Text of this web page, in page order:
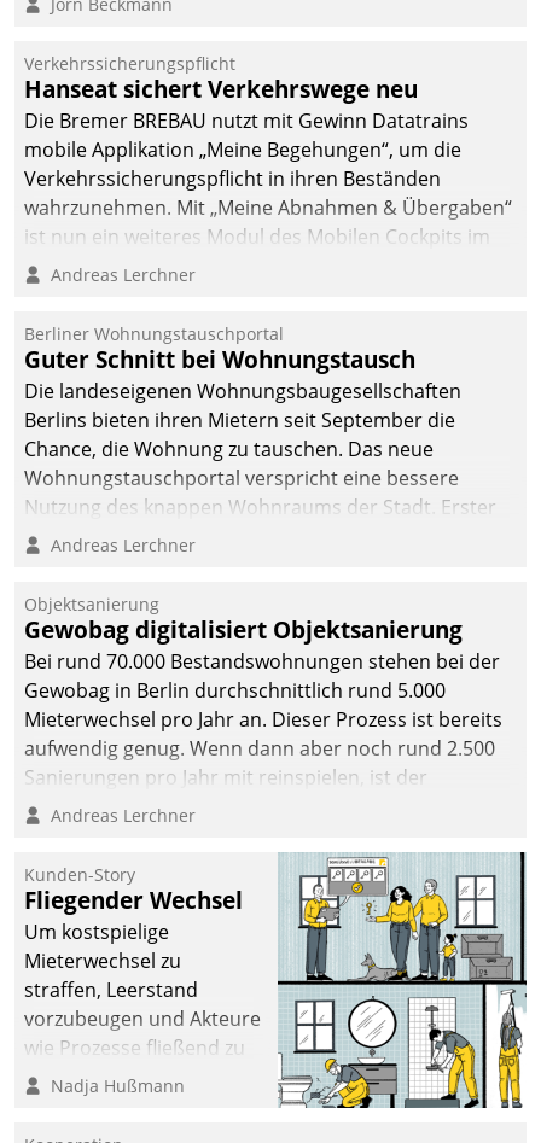
fürs Wachsen öffnen?
Verkehrssicherungspflicht
Hanseat sichert Verkehrswege neu
Die Bremer BREBAU nutzt mit Gewinn Datatrains
mobile Applikation „Meine Begehungen“, um die
Verkehrssicherungspflicht in ihren Beständen
wahrzunehmen. Mit „Meine Abnahmen & Übergaben“
ist nun ein weiteres Modul des Mobilen Cockpits im
Einsatz.
Andreas Lerchner
Berliner Wohnungstauschportal
Guter Schnitt bei Wohnungstausch
Die landeseigenen Wohnungsbaugesellschaften
Berlins bieten ihren Mietern seit September die
Chance, die Wohnung zu tauschen. Das neue
Wohnungstauschportal verspricht eine bessere
Nutzung des knappen Wohnraums der Stadt. Erster
Anwendungsfall für Datatrains Lösung API-Hub mit
Unternehmen.
Andreas Lerchner
Objektsanierung
Gewobag digitalisiert Objektsanierung
Bei rund 70.000 Bestandswohnungen stehen bei der
Gewobag in Berlin durchschnittlich rund 5.000
Mieterwechsel pro Jahr an. Dieser Prozess ist bereits
aufwendig genug. Wenn dann aber noch rund 2.500
Sanierungen pro Jahr mit reinspielen, ist der
Betreuungs- und Organisationsaufwand immens. Im
kommunale Wohnungsbauunternehmen daher
gemeinsam mit der Berliner Datatrain GmbH den
Teilprozess der Objektsanierung digitalisiert.
Andreas Lerchner
Kunden-Story
Fliegender Wechsel
Um kostspielige
Mieterwechsel zu
straffen, Leerstand
vorzubeugen und Akteure
wie Prozesse fließend zu
vernetzen, nutzt die
Jahresbeginn eine
Nadja Hußmann